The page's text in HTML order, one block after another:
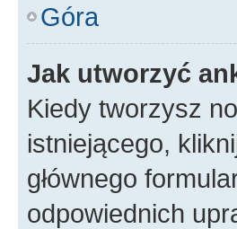
Góra
Jak utworzyć
Kiedy tworzysz
istniejącego,
głównego
odpowiednich